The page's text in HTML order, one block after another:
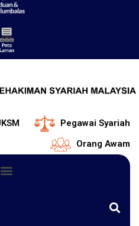
Pegawai Syariah
Orang Awam